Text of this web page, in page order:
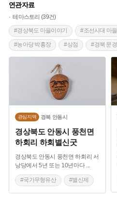
연관자료
테마스토리 (39건)
#경상북도 마을이야기
#조선시대 마
#농아당 박홍장 #상점 #경북 문경
#오래된 미용실 #사랑 이야기 #
#제례
#영일만
#드라마 촬영지
#경상북도 지명유래 #동
#경상북도 설화 #경상북도 누정
#청송 가볼만한곳 #일본식 가옥
#효행 설화 #문화유산 여행 #국
#별신제 #공민왕 #안동 하회마을
#조선시대 종가 #경상북도 마을이야
관심지역 경북 안동시
경상북도 안동시 풍천면
하회리 하회별신굿
경상북도 안동시 풍천면 하회리 서
낭당에서 5년 또는 10년마다
#국가무형유산 #별신제
#공민왕 #안동 하회마을